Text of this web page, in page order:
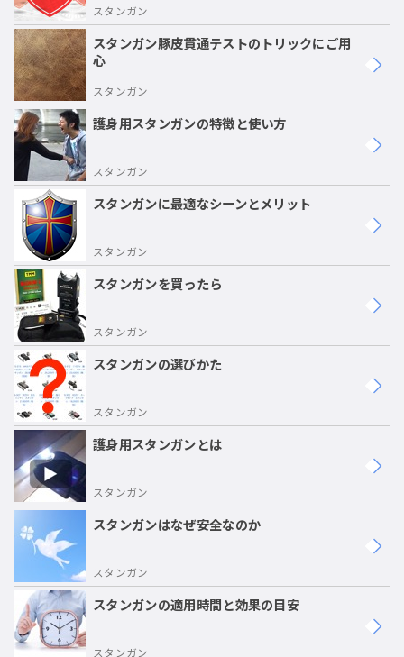
スタンガン
スタンガン豚皮貫通テストのトリックにご用
心
スタンガン
護身用スタンガンの特徴と使い方
スタンガン
スタンガンに最適なシーンとメリット
スタンガン
スタンガンを買ったら
スタンガン
スタンガンの選びかた
スタンガン
護身用スタンガンとは
スタンガン
スタンガンはなぜ安全なのか
スタンガン
スタンガンの適用時間と効果の目安
スタンガン